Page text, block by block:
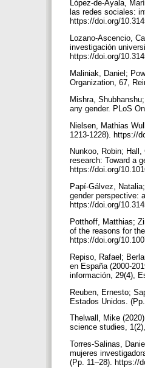
López-de-Ayala,
las redes sociales:
https://doi.org/
Lozano-Ascencio,
investigación
https://doi.org/
Maliniak, Daniel;
Organization, 67,
Mishra,
any gender. PLoS
Nielsen, Mathias
1213-1228). https://
Nunkoo, Robin;
research: Toward a
https://doi.org/
Papí-Gálvez,
gender perspective:
https://doi.org/
Potthoff, Matthias;
of the reasons for
https://doi.org/
Repiso, Rafael;
en España (2000-
información, 29(4),
Reuben, Ernesto;
Estados Unidos.
Thelwall, Mike
science studies,
Torres-Salinas,
mujeres
(Pp. 11–28). https://